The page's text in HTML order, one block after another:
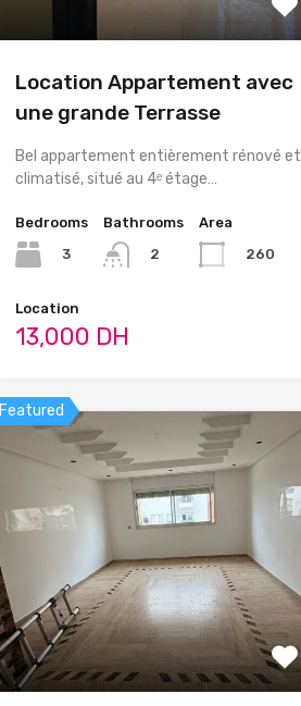
Location Appartement avec
une grande Terrasse
Bel appartement entièrement rénové et
climatisé, situé au 4ᵉ étage…
Bedrooms
3
Bathrooms
2
Area
260
Location
13,000 DH
Featured